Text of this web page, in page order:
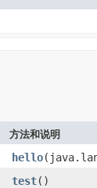
方法和说明
hello
test()